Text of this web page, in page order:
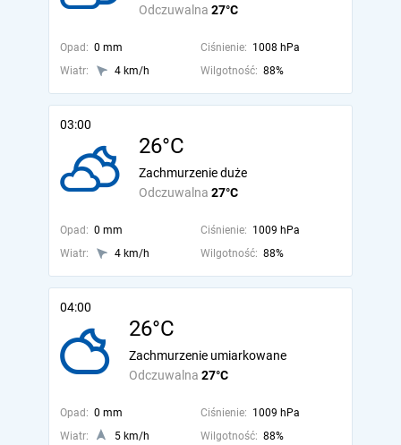
Odczuwalna 27°C
Opad: 0 mm Ciśnienie: 1008 hPa
Wiatr:
4 km/h Wilgotność: 88%
03:00
26°C
Odczuwalna 27°C
Zachmurzenie duże
Opad: 0 mm Ciśnienie: 1009 hPa
Wiatr:
4 km/h Wilgotność: 88%
04:00
26°C
Odczuwalna 27°C
Zachmurzenie umiarkowane
Opad: 0 mm Ciśnienie: 1009 hPa
Wiatr:
5 km/h Wilgotność: 88%